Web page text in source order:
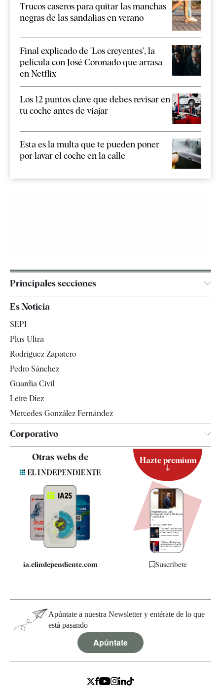
Trucos caseros para quitar las manchas
negras de las sandalias en verano
Final explicado de 'Los creyentes', la
película con José Coronado que arrasa
en Netflix
Los 12 puntos clave que debes revisar en
tu coche antes de viajar
Esta es la multa que te pueden poner
por lavar el coche en la calle
Principales secciones
España
Televisión
Es Noticia
SEPI
Plus Ultra
Rodríguez Zapatero
Pedro Sánchez
Guardia Civil
Leire Díez
Mercedes González Fernández
Corporativo
Contacto
Quiénes somos
Especificaciones
Otras webs de
ia.elindependiente.com
Hazte premium
Suscríbete
Apúntate a nuestra Newsletter y entérate de lo que
está pasando
Apúntate